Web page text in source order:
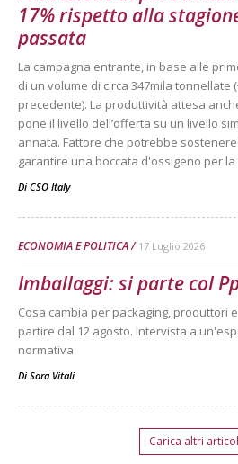
17% rispetto alla
passata
La campagna entrante, in base alle
di un volume di circa 347mila tonnellate
precedente). La produttività attesa
pone il livello dell’offerta su un livello
annata. Fattore che potrebbe
garantire una boccata d'ossigeno per
Di CSO Italy
ECONOMIA E POLITICA 17 Luglio 2026
Imballaggi: si parte col
Cosa cambia per packaging, produttori
partire dal 12 agosto. Intervista a
normativa
Di Sara Vitali
Carica altri